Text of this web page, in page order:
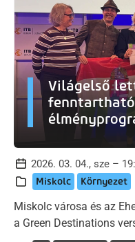
Világelső
2026. 03. 04., sze –
Miskolc Környezet
Miskolc városa és az
a Green Destinations